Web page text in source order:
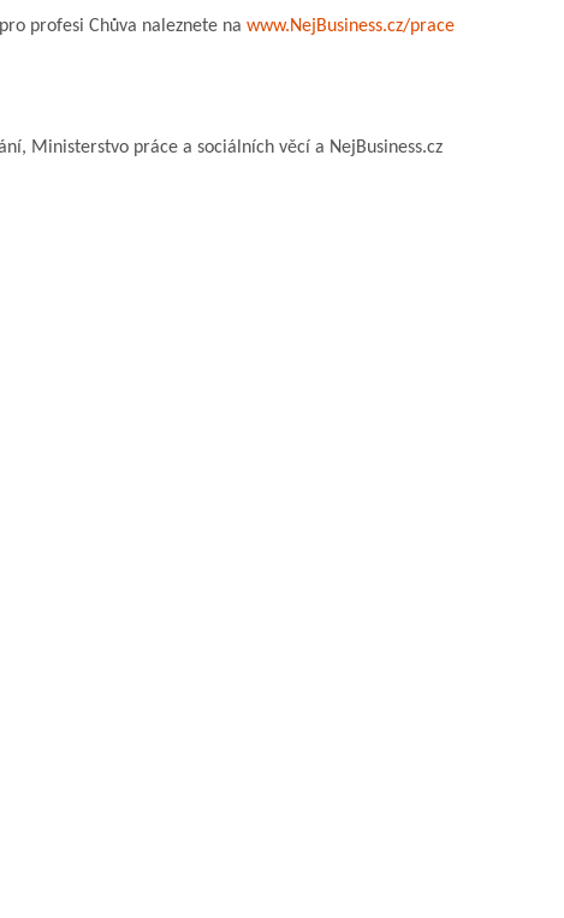
profesi Chůva naleznete na www.NejBusiness.cz/prace
Ministerstvo práce a sociálních věcí a NejBusiness.cz